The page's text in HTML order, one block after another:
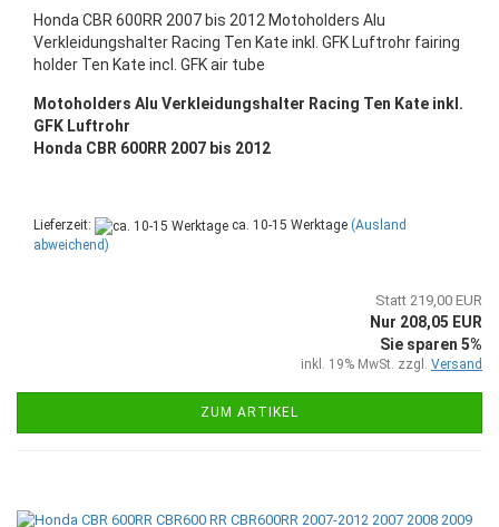
Honda CBR 600RR 2007 bis 2012 Motoholders Alu
Verkleidungshalter Racing Ten Kate inkl. GFK Luftrohr fairing
holder Ten Kate incl. GFK air tube
Motoholders Alu Verkleidungshalter Racing Ten Kate inkl.
GFK Luftrohr
Honda CBR 600RR 2007 bis 2012
Lieferzeit: ca. 10-15 Werktage (Ausland
abweichend)
Statt 219,00 EUR
Nur 208,05 EUR
Sie sparen 5%
inkl. 19% MwSt. zzgl. Versand
ZUM ARTIKEL